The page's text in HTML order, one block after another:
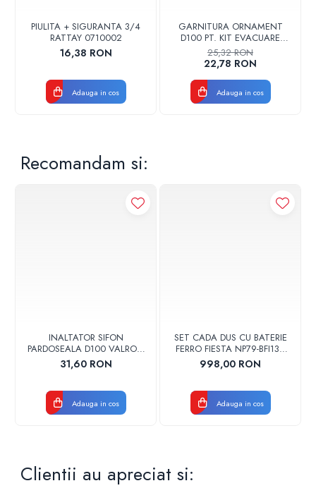
PIULITA + SIGURANTA 3/4
RATTAY 0710002
16,38 RON
Adauga in cos
GARNITURA ORNAMENT
D100 PT. KIT EVACUARE
CENTRALA FGGE100
25,32 RON
22,78 RON
Adauga in cos
Recomandam si:
INALTATOR SIFON
PARDOSEALA D100 VALROM
17001900004
31,60 RON
Adauga in cos
SET CADA DUS CU BATERIE
FERRO FIESTA NP79-BFI13U
CROM
998,00 RON
Adauga in cos
Clientii au apreciat si: